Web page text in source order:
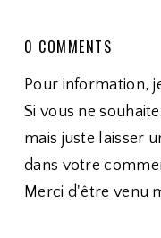
0 COMMENTS
Pour information,
Si vous ne
mais juste laisser
dans votre
Merci d'être venu